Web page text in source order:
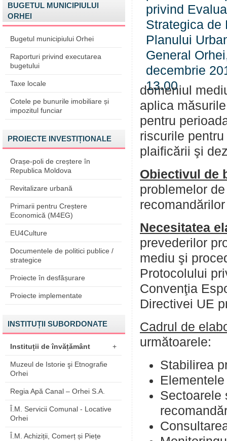
BUGETUL MUNICIPIULUI
ORHEI
Bugetul municipiului Orhei
Raporturi privind executarea
bugetului
Taxe locale
Cotele pe bunurile imobiliare și
impozitul funciar
PROIECTE INVESTIȚIONALE
Orașe-poli de creștere în
Republica Moldova
Revitalizare urbană
Primarii pentru Creștere
Economică (M4EG)
EU4Culture
Documentele de politici publice /
strategice
Proiecte în desfășurare
Proiecte implementate
INSTITUȚII SUBORDONATE
Instituții de învățământ +
Muzeul de Istorie şi Etnografie
Orhei
Regia Apă Canal – Orhei S.A.
Î.M. Servicii Comunal - Locative
Orhei
Î.M. Achiziții, Comerț și Piețe
domeniul
aplica
pentru
riscurile
plaificării şi
Obiectivul de
problemelor
Necesitatea
prevederilor
mediu şi
Protocolului
Convenţia
Directivei UE
Cadrul de
următoarele:
Stabilirea
Sectoarele